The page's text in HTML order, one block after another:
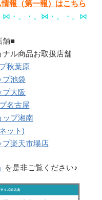
報（第一報）はこちら
⋈・。・。⋈・。・。⋈
舗■
ル商品お取扱店舗
秋葉原
プ池袋
プ大阪
名古屋
ップ湘南
ット)
プ楽天市場店
を是非ご覧ください♪